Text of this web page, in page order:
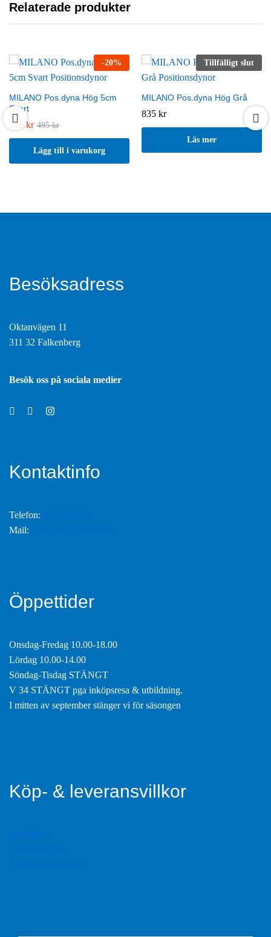
Relaterade produkter
-20%
MILANO Pos.dyna Hög 5cm
Svart
396kr 495kr
Lägg till i varukorg
Tillfälligt slut
MILANO Pos.dyna Hög Grå
835 kr
Läs mer
Besöksadress
Oktanvägen 11
311 32 Falkenberg
Besök oss på sociala medier
Kontaktinfo
Telefon:
Mail:
Öppettider
Onsdag-Fredag 10.00-18.00
Lördag 10.00-14.00
Söndag-Tisdag STÄNGT
V 34 STÄNGT pga inköpsresa & utbildning.
I mitten av september stänger vi för säsongen
Köp- & leveransvillkor